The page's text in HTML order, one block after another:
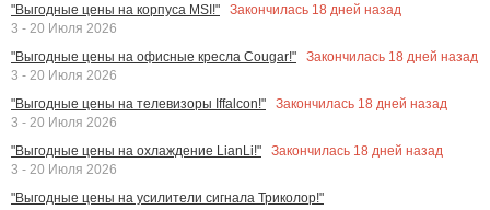
"Выгодные цены на корпуса MSI!" Закончилась 18 дней назад
3 - 20 Июля 2026
"Выгодные цены на офисные кресла Cougar!"
Закончилась 18 дней назад
3 - 20 Июля 2026
"Выгодные цены на телевизоры Iffalcon!"
Закончилась 18 дней назад
3 - 20 Июля 2026
"Выгодные цены на охлаждение LianLi!"
Закончилась 18 дней назад
3 - 20 Июля 2026
"Выгодные цены на усилители сигнала Триколор!"